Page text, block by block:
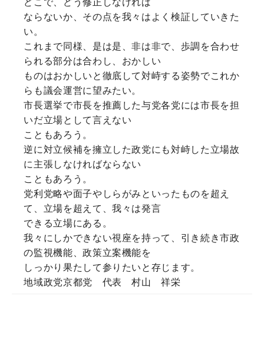
どこで、どう修正しなければ
ならないか、その点を我々はよく検証していきた
い。
これまで同様、是は是、非は非で、歩調を合わせ
られる部分は合わし、おかしい
ものはおかしいと徹底して対峙する姿勢でこれか
らも議会運営に望みたい。
市長選挙で市長を推薦した与党各党には市長を担
いだ立場として言えない
こともあろう。
逆に対立候補を擁立した政党にも対峙した立場故
に主張しなければならない
こともあろう。
党利党略や面子やしらがみといったものを超え
て、立場を超えて、我々は発言
できる立場にある。
我々にしかできない視座を持って、引き続き市政
の監視機能、政策立案機能を
しっかり果たして参りたいと存じます。
地域政党京都党 代表 村山 祥栄